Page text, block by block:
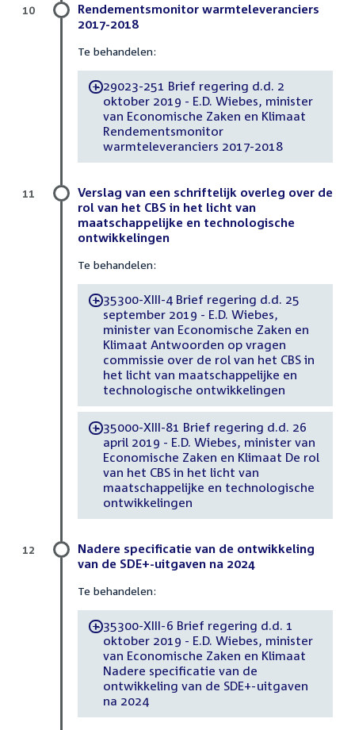
Rendementsmonitor warmteleveranciers
2017-2018
Te behandelen:
-29023-251 Brief regering d.d. 2
oktober 2019 - E.D. Wiebes, minister
van Economische Zaken en Klimaat
Rendementsmonitor
warmteleveranciers 2017-2018
10
Verslag van een schriftelijk overleg over de
rol van het CBS in het licht van
maatschappelijke en technologische
ontwikkelingen
Te behandelen:
-35300-XIII-4 Brief regering d.d. 25
september 2019 - E.D. Wiebes,
minister van Economische Zaken en
Klimaat Antwoorden op vragen
commissie over de rol van het CBS in
het licht van maatschappelijke en
technologische ontwikkelingen
-35000-XIII-81 Brief regering d.d. 26
april 2019 - E.D. Wiebes, minister van
Economische Zaken en Klimaat De rol
van het CBS in het licht van
maatschappelijke en technologische
ontwikkelingen
11
Nadere specificatie van de ontwikkeling
van de SDE+-uitgaven na 2024
Te behandelen:
-35300-XIII-6 Brief regering d.d. 1
oktober 2019 - E.D. Wiebes, minister
van Economische Zaken en Klimaat
Nadere specificatie van de
ontwikkeling van de SDE+-uitgaven
na 2024
12